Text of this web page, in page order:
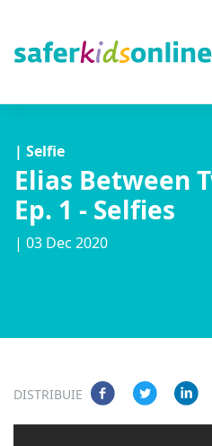
| Selfie
Elias Between
Ep. 1 - Selfies
| 03 Dec 2020
DISTRIBUIE